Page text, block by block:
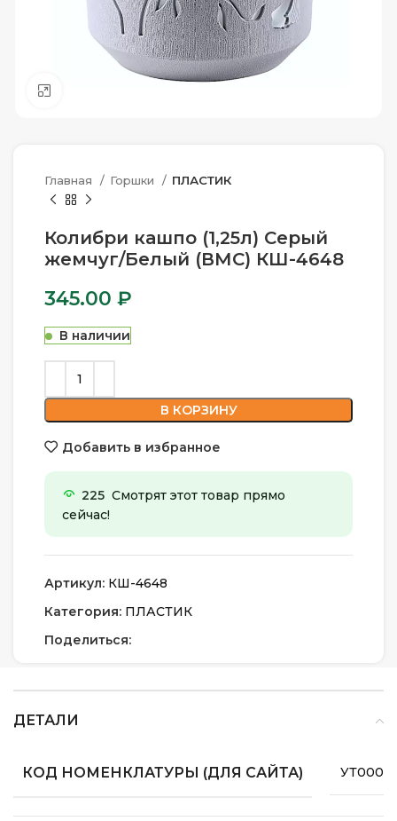
Главная Горшки ПЛАСТИК
Колибри кашпо (1,25л) Серый
жемчуг/Белый (ВМС) КШ-4648
345.00 ₽
В наличии
В КОРЗИНУ
Добавить в избранное
225 Смотрят этот товар прямо
сейчас!
Артикул: КШ-4648
Категория: ПЛАСТИК
Поделиться:
ДЕТАЛИ
КОД НОМЕНКЛАТУРЫ (ДЛЯ САЙТА)